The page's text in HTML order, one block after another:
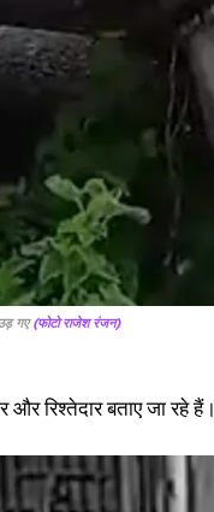
उड़ गए(फोटो राजेश रंजन)
और रिश्तेदार बताए जा रहे हैं।